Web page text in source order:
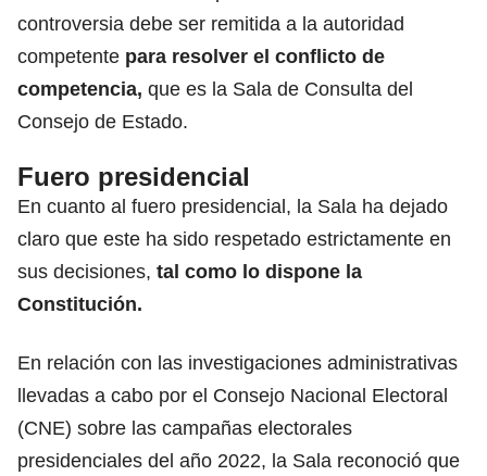
controversia debe ser remitida a la autoridad
competente para resolver el conflicto de
competencia, que es la Sala de Consulta del
Consejo de Estado.
Fuero presidencial
En cuanto al fuero presidencial, la Sala ha dejado
claro que este ha sido respetado estrictamente en
sus decisiones, tal como lo dispone la
Constitución.
En relación con las investigaciones administrativas
llevadas a cabo por el Consejo Nacional Electoral
(CNE) sobre las campañas electorales
presidenciales del año 2022, la Sala reconoció que